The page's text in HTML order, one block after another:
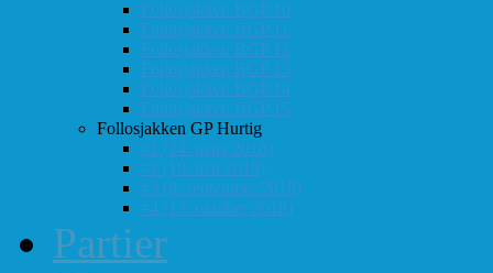
Follosjakken BGP 10
Follosjakken BGP 11
Follosjakken BGP 12
Follosjakken BGP 13
Follosjakken BGP 14
Follosjakken BGP 15
Follosjakken GP Hurtig
#1 (24. mars 2018)
#2 (19. mai 2018)
#3 (8. september 2018)
#4 (13. oktober 2018)
Partier